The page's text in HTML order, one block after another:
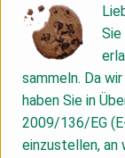
Nährwert-
Herkunft
Sie
sammeln. Da
haben Sie in
2009/136/EG
einzustellen,